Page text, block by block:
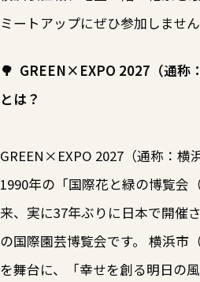
ミートアップにぜひ参加しませ
🌳 GREEN×EXPO 2027（通称
とは？
GREEN×EXPO 2027（通称：横
1990年の「国際花と緑の博覧会
来、実に37年ぶりに日本で開催
の国際園芸博覧会です。 横浜市
を舞台に、「幸せを創る明日の